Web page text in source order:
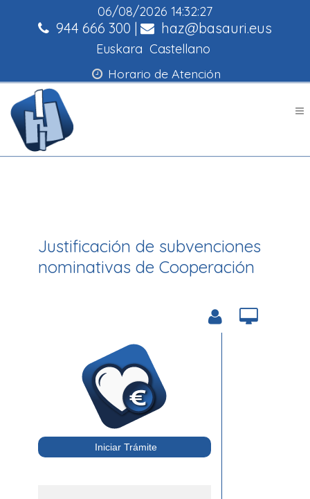
06/08/2026 14:32:27
944 666 300 | haz@basauri.eus
Euskara Castellano
Horario de Atención